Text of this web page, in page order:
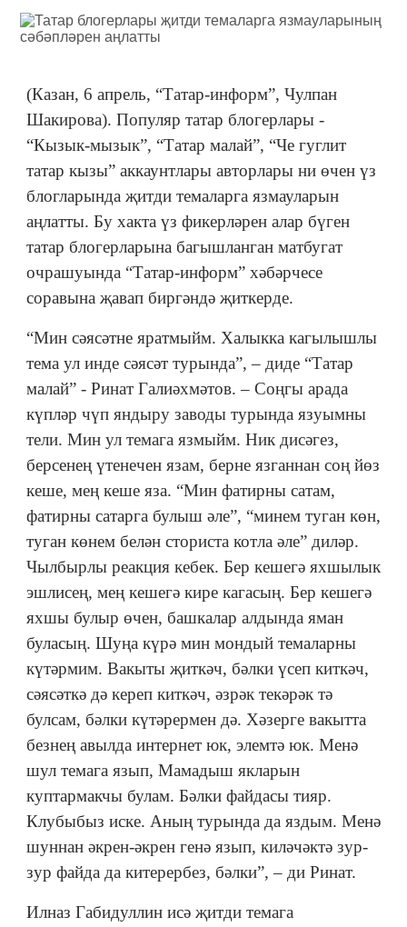
(Казан, 6 апрель, “Татар-информ”, Чулпан
Шакирова). Популяр татар блогерлары -
“Кызык-мызык”, “Татар малай”, “Че гуглит
татар кызы” аккаунтлары авторлары ни өчен үз
блогларында җитди темаларга язмауларын
аңлатты. Бу хакта үз фикерләрен алар бүген
татар блогерларына багышланган матбугат
очрашуында “Татар-информ” хәбәрчесе
соравына җавап биргәндә җиткерде.
“Мин сәясәтне яратмыйм. Халыкка кагылышлы
тема ул инде сәясәт турында”, – диде “Татар
малай” - Ринат Галиәхмәтов. – Соңгы арада
күпләр чүп яндыру заводы турында язуымны
тели. Мин ул темага язмыйм. Ник дисәгез,
берсенең үтенечен язам, берне язганнан соң йөз
кеше, мең кеше яза. “Мин фатирны сатам,
фатирны сатарга булыш әле”, “минем туган көн,
туган көнем белән сториста котла әле” диләр.
Чылбырлы реакция кебек. Бер кешегә яхшылык
эшлисең, мең кешегә кире кагасың. Бер кешегә
яхшы булыр өчен, башкалар алдында яман
буласың. Шуңа күрә мин мондый темаларны
күтәрмим. Вакыты җиткәч, бәлки үсеп киткәч,
сәясәткә дә кереп киткәч, әзрәк текәрәк тә
булсам, бәлки күтәрермен дә. Хәзерге вакытта
безнең авылда интернет юк, элемтә юк. Менә
шул темага язып, Мамадыш якларын
куптармакчы булам. Бәлки файдасы тияр.
Клубыбыз иске. Аның турында да яздым. Менә
шуннан әкрен-әкрен генә язып, киләчәктә зур-
зур файда да китерербез, бәлки”, – ди Ринат.
Илназ Габидуллин исә җитди темага